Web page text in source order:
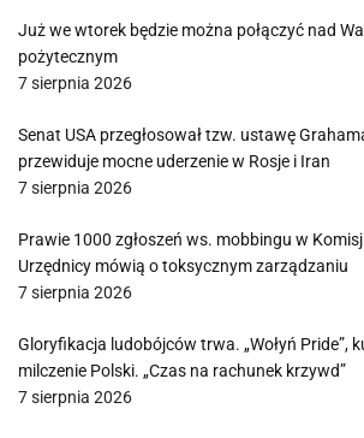
Już we wtorek będzie można połączyć nad
pożytecznym
7 sierpnia 2026
Senat USA przegłosował tzw. ustawę
przewiduje mocne uderzenie w Rosje i Iran
7 sierpnia 2026
Prawie 1000 zgłoszeń ws. mobbingu w
Urzędnicy mówią o toksycznym zarządzaniu
7 sierpnia 2026
Gloryfikacja ludobójców trwa. „Wołyń Pride”,
milczenie Polski. „Czas na rachunek krzywd”
7 sierpnia 2026